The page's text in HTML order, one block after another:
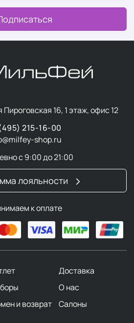
16, 1 этаж, офис 12
215-16-00
shop.ru
с 9:00 до 21:00
лояльности
к оплате
Доставка
О нас
и возврат
Салоны